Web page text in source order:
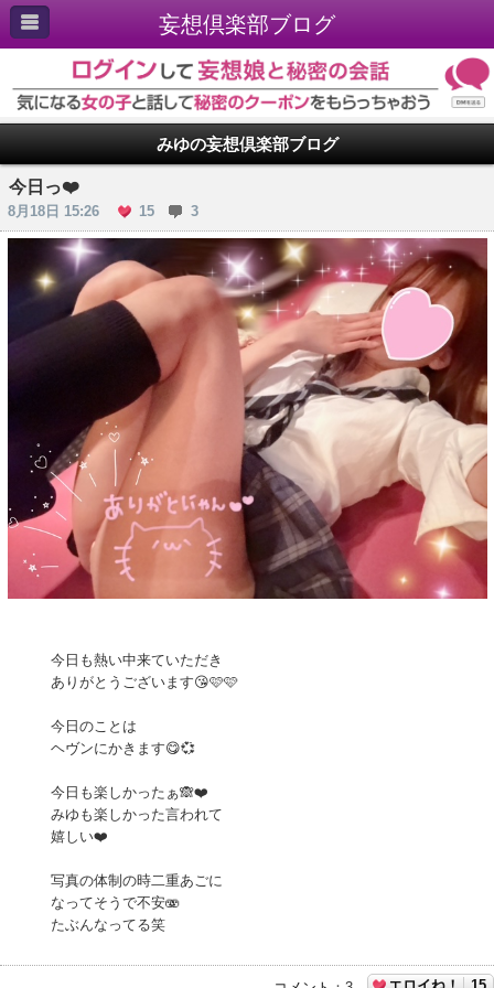
妄想倶楽部ブログ
みゆの妄想倶楽部ブログ
今日っ❤️
8月18日 15:26 15 3
今日も熱い中来ていただき
ありがとうございます😘🩷🩷
今日のことは
ヘヴンにかきます😋💞
今日も楽しかったぁ🙈❤️
みゆも楽しかった言われて
嬉しい❤️
写真の体制の時二重あごに
なってそうで不安🫨
たぶんなってる笑